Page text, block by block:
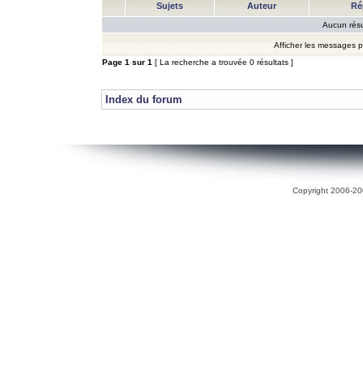
Sujets Auteur
Aucun
Afficher les messages
Page 1 sur 1 [ La recherche a trouvée 0 résultats ]
Index du forum
Copyright 2006-